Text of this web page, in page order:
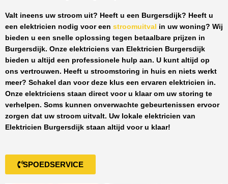
Valt ineens uw stroom uit? Heeft u een Burgersdijk? Heeft u
een elektricien nodig voor een stroomuitval in uw woning? Wij
bieden u een snelle oplossing tegen betaalbare prijzen in
Burgersdijk. Onze elektriciens van Elektricien Burgersdijk
bieden u altijd een professionele hulp aan. U kunt altijd op
ons vertrouwen. Heeft u stroomstoring in huis en niets werkt
meer? Schakel dan voor deze klus een ervaren elektricien in.
Onze elektriciens staan direct voor u klaar om uw storing te
verhelpen. Soms kunnen onverwachte gebeurtenissen ervoor
zorgen dat uw stroom uitvalt. Uw lokale elektricien van
Elektricien Burgersdijk staan altijd voor u klaar!
SPOEDSERVICE